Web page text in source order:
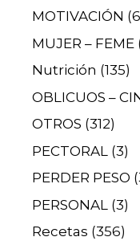
MOTIVACIÓN
MUJER – FEME
Nutrición (135)
OBLICUOS –
OTROS (312)
PECTORAL (3)
PERDER PESO
PERSONAL (3)
Recetas (356)